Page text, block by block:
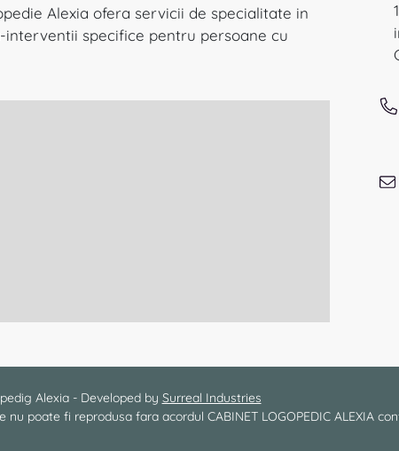
Alexia ofera servicii de specialitate in
interventii specifice pentru persoane cu
Alexia - Developed by Surreal Industries
nu poate fi reprodusa fara acordul CABINET LOGOPEDIC ALEXIA